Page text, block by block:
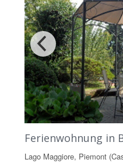
Ferienwohnung in
Lago Maggiore, Piemont